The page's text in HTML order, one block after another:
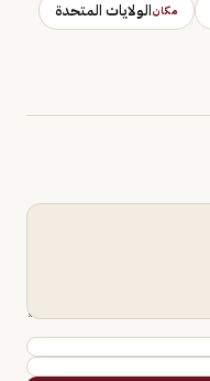
مكانالولايات المتحدة